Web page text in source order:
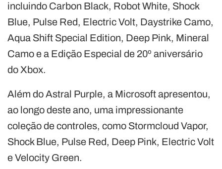
incluindo Carbon Black, Robot White, Shock
Blue, Pulse Red, Electric Volt, Daystrike Camo,
Aqua Shift Special Edition, Deep Pink, Mineral
Camo e a Edição Especial de 20º aniversário
do Xbox.
Além do Astral Purple, a Microsoft apresentou,
ao longo deste ano, uma impressionante
coleção de controles, como Stormcloud Vapor,
Shock Blue, Pulse Red, Deep Pink, Electric Volt
e Velocity Green.